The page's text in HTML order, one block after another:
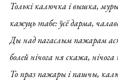
Толькі калючка і вышка,
кажуць табе: ўсё дарма,
Ды над пагаслым пажарам
болей нічога ня скажа,
То праз пажары і пашчы,